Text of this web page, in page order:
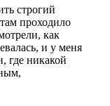
строгий
проходило
как
и у меня
где никакой